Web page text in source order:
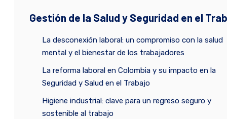
Gestión de la Salud y Seguridad en el
La desconexión laboral: un compromiso con la salud
mental y el bienestar de los trabajadores
La reforma laboral en Colombia y su impacto en la
Seguridad y Salud en el Trabajo
Higiene industrial: clave para un regreso seguro y
sostenible al trabajo